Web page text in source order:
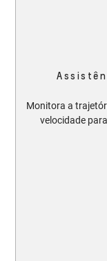
Monitora a
velocidade